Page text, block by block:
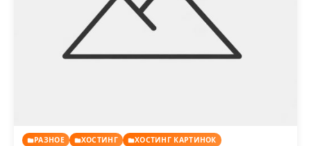
РАЗНОЕ ХОСТИНГ ХОСТИНГ КАРТИНОК